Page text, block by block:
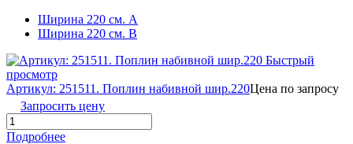
Ширина 220 см. А
Ширина 220 см. В
Быстрый
просмотр
Артикул: 251511. Поплин набивной шир.220Цена по запросу
Запросить цену
Подробнее